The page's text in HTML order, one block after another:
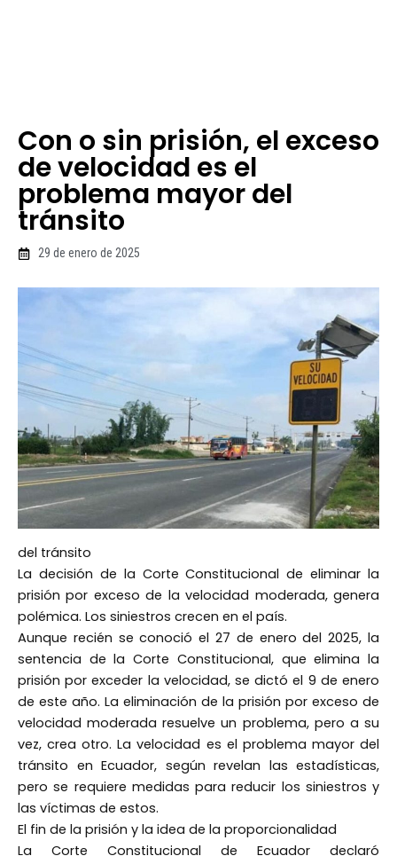
Con o sin prisión, el exceso
de velocidad es el
problema mayor del
tránsito
29 de enero de 2025
del tránsito
La decisión de la Corte Constitucional de eliminar la
prisión por exceso de la velocidad moderada, genera
polémica. Los siniestros crecen en el país.
Aunque recién se conoció el 27 de enero del 2025, la
sentencia de la Corte Constitucional, que elimina la
prisión por exceder la velocidad, se dictó el 9 de enero
de este año. La eliminación de la prisión por exceso de
velocidad moderada resuelve un problema, pero a su
vez, crea otro. La velocidad es el problema mayor del
tránsito en Ecuador, según revelan las estadísticas,
pero se requiere medidas para reducir los siniestros y
las víctimas de estos.
El fin de la prisión y la idea de la proporcionalidad
La Corte Constitucional de Ecuador declaró